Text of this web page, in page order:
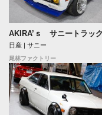
AKIRA’ｓ サニートラック
日産 | サニー
尾林ファクトリー